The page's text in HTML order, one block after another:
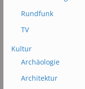
Rundfunk
TV
Kultur
Archäologie
Architektur